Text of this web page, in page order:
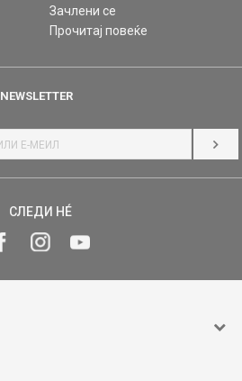
Зачлени се
Прочитај повеќе
NEWSLETTER
СЛЕДИ НÉ